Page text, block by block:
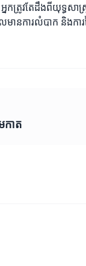
នកត្រូវតែដឹងពីយុទ្ធ
ានការលំបាក និងកា
កាត